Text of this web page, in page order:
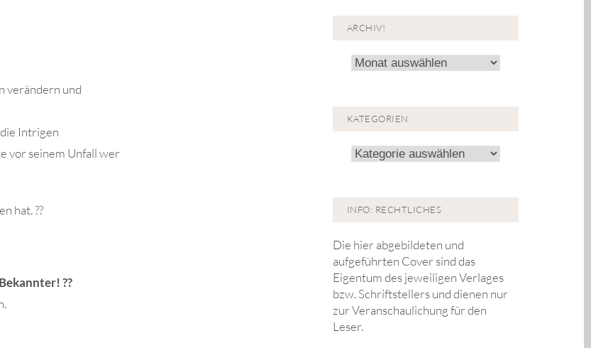
verändern und
Intrigen
vor seinem Unfall wer
hat. ??
??
ARCHIV!
Archiv!
KATEGORIEN
Kategorien
INFO: RECHTLICHES
Die hier abgebildeten und
aufgeführten Cover sind das
Eigentum des jeweiligen Verlages
bzw. Schriftstellers und dienen nur
zur Veranschaulichung für den
Leser.